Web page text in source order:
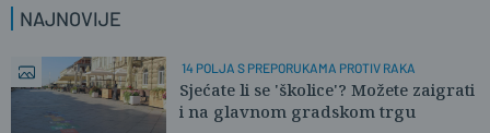
NAJNOVIJE
14 POLJA S PREPORUKAMA PROTIV RAKA
Sjećate li se 'školice'? Možete zaigrati
i na glavnom gradskom trgu